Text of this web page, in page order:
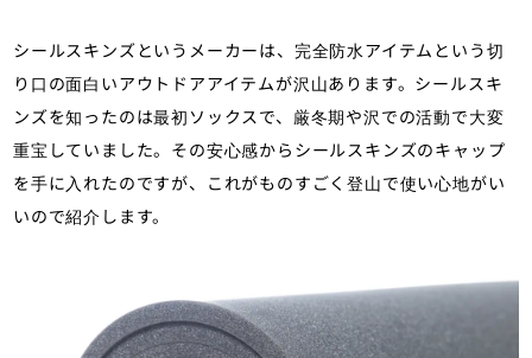
シールスキンズというメーカーは、完全防水アイテムという切
り口の面白いアウトドアアイテムが沢山あります。シールスキ
ンズを知ったのは最初ソックスで、厳冬期や沢での活動で大変
重宝していました。その安心感からシールスキンズのキャップ
を手に入れたのですが、これがものすごく登山で使い心地がい
いので紹介します。